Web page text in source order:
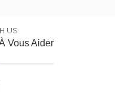
US
Vous Aider